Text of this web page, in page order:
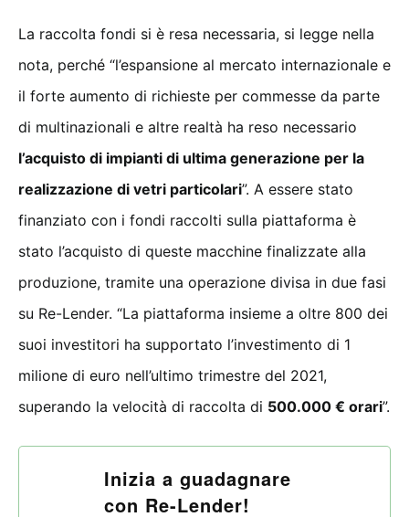
La raccolta fondi si è resa necessaria, si legge nella
nota, perché “l’espansione al mercato internazionale e
il forte aumento di richieste per commesse da parte
di multinazionali e altre realtà ha reso necessario
l’acquisto di impianti di ultima generazione per la
realizzazione di vetri particolari”. A essere stato
finanziato con i fondi raccolti sulla piattaforma è
stato l’acquisto di queste macchine finalizzate alla
produzione, tramite una operazione divisa in due fasi
su Re-Lender. “La piattaforma insieme a oltre 800 dei
suoi investitori ha supportato l’investimento di 1
milione di euro nell’ultimo trimestre del 2021,
superando la velocità di raccolta di 500.000 € orari”.
Inizia a guadagnare
con Re-Lender!